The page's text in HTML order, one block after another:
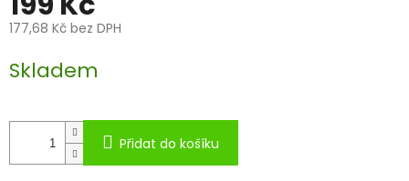
177,68 Kč bez DPH
cena:
Skladem
Přidat do košíku